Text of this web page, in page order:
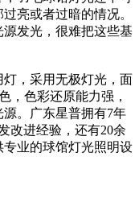
亮或者过暗的情况。
发光，很难把这些基
，采用无极灯光，面
，色彩还原能力强，
。广东星普拥有7年
改进经验，还有20余
业的球馆灯光照明设